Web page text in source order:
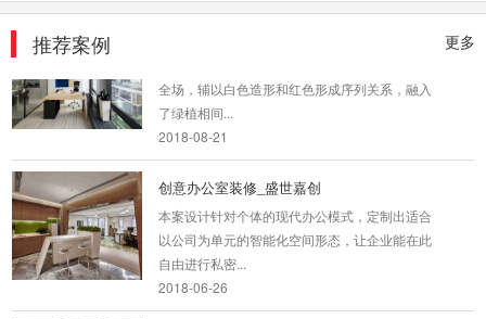
更多
推荐案例
全场，辅以白色造形和红色形成序列关系，融入
了绿植相间...
2018-08-21
创意办公室装修_盛世嘉创
本案设计针对个体的现代办公模式，定制出适合
以公司为单元的智能化空间形态，让企业能在此
自由进行私密...
2018-06-26